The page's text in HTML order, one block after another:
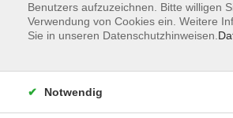
Benutzers aufzuzeichnen. Bitte willigen
Verwendung von Cookies ein. Weitere
Sie in unseren Datenschutzhinweisen.
Notwendig